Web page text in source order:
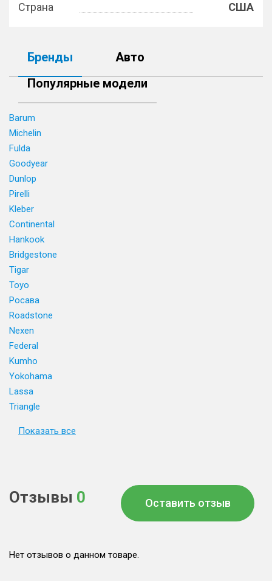
Страна
США
Бренды
Авто
Популярные модели
Barum
Michelin
Fulda
Goodyear
Dunlop
Pirelli
Kleber
Continental
Hankook
Bridgestone
Tigar
Toyo
Росава
Roadstone
Nexen
Federal
Kumho
Yokohama
Lassa
Triangle
Показать все
Отзывы 0 Оставить отзыв
Нет отзывов о данном товаре.